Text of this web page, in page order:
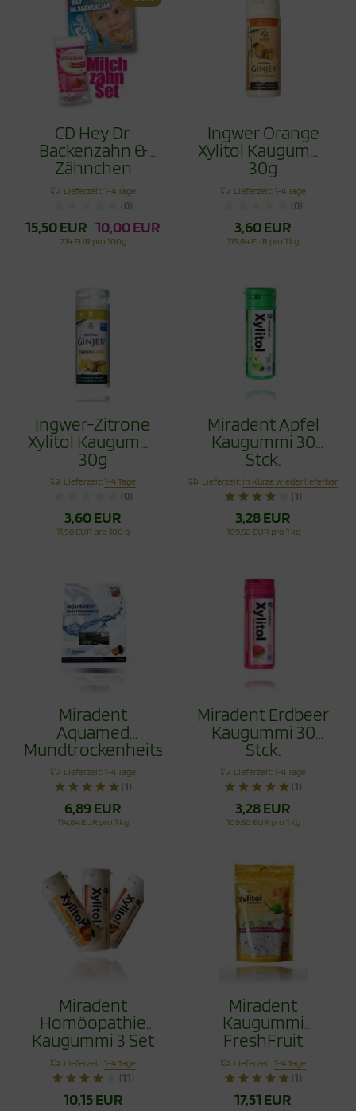
CD Hey Dr.
Backenzahn &
Zähnchen
Erdbeere 30g im
Set
Lieferzeit:1-4 Tage
(0)
15,50 EUR 10,00 EUR
7,14 EUR pro 100g
Ingwer Orange
Xylitol Kaugummi
30g
Lieferzeit:1-4 Tage
(0)
3,60 EUR
119,84 EUR pro 1 kg
Ingwer-Zitrone
Xylitol Kaugummi
30g
Lieferzeit:1-4 Tage
(0)
3,60 EUR
11,98 EUR pro 100 g
Miradent Apfel
Kaugummi 30
Stck.
Lieferzeit: in Kürze wieder lieferbar
(1)
3,28 EUR
109,50 EUR pro 1 kg
Miradent
Aquamed
Mundtrockenheitstablette
mit Xylit 60g
Lieferzeit:1-4 Tage
(1)
6,89 EUR
114,84 EUR pro 1 kg
Miradent Erdbeer
Kaugummi 30
Stck.
Lieferzeit:1-4 Tage
(1)
3,28 EUR
109,50 EUR pro 1 kg
Miradent
Homöopathie
Kaugummi 3 Set
120 Stck.
Lieferzeit:1-4 Tage
(11)
10,15 EUR
Miradent
Kaugummi
FreshFruit
Nachfüllpack 200
Stck.
Lieferzeit:1-4 Tage
(1)
17,51 EUR